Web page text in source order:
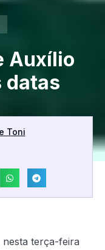
Auxílio
datas
Toni
nesta terça-feira